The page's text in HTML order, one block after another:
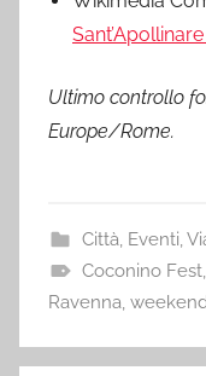
Ultimo controllo
Europe/Rome.
Città, Eventi,
Coconino Fest,
Ravenna,